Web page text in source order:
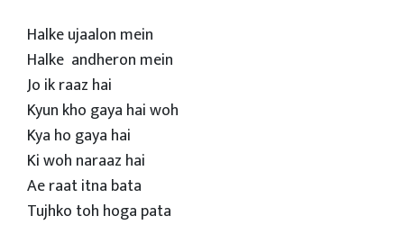
Halke ujaalon mein
Halke andheron mein
Jo ik raaz hai
Kyun kho gaya hai woh
Kya ho gaya hai
Ki woh naraaz hai
Ae raat itna bata
Tujhko toh hoga pata